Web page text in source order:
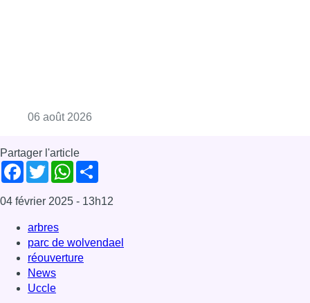
06 août 2026
Partager l'article
Facebook
TwitterWhatsApp
04 février 2025 - 13h12
arbres
parc de wolvendael
réouverture
News
Uccle